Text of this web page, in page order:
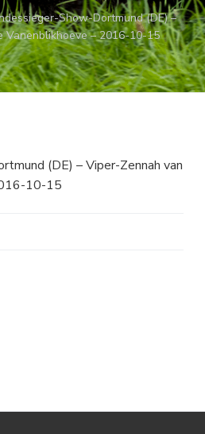
Show-Dortmund (DE) –
Vanenblikhoeve – 2016-10-15
(DE) – Viper-Zennah van
10-15